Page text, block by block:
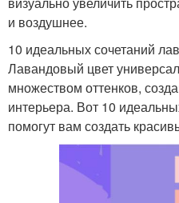
и воздушнее.
10 идеальных сочетаний
Лавандовый цвет
множеством оттенков,
интерьера. Вот 10
помогут вам создать